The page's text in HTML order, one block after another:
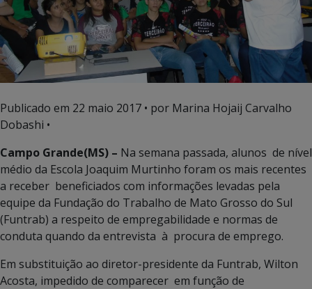
Publicado em 22 maio 2017 • por Marina Hojaij Carvalho
Dobashi •
Campo Grande(MS) – Na semana passada, alunos de nível
médio da Escola Joaquim Murtinho foram os mais recentes
a receber beneficiados com informações levadas pela
equipe da Fundação do Trabalho de Mato Grosso do Sul
(Funtrab) a respeito de empregabilidade e normas de
conduta quando da entrevista à procura de emprego.
Em substituição ao diretor-presidente da Funtrab, Wilton
Acosta, impedido de comparecer em função de